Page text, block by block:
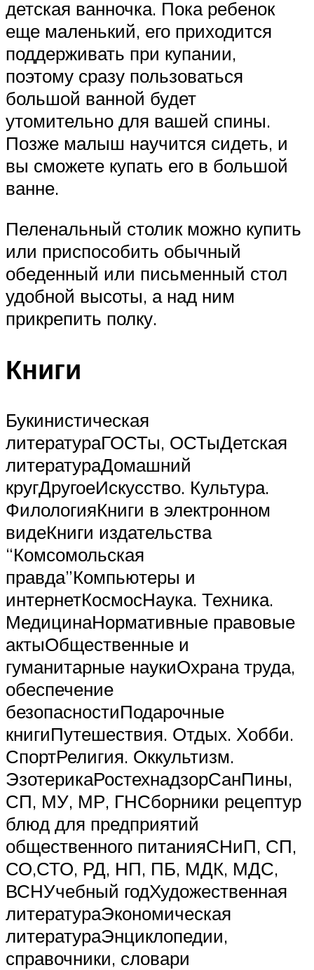
детская ванночка. Пока ребенок
еще маленький, его приходится
поддерживать при купании,
поэтому сразу пользоваться
большой ванной будет
утомительно для вашей спины.
Позже малыш научится сидеть, и
вы сможете купать его в большой
ванне.
Пеленальный столик можно купить
или приспособить обычный
обеденный или письменный стол
удобной высоты, а над ним
прикрепить полку.
Книги
Букинистическая
литератураГОСТы, ОСТыДетская
литератураДомашний
кругДругоеИскусство. Культура.
ФилологияКниги в электронном
видеКниги издательства
“Комсомольская
правда”Компьютеры и
интернетКосмосНаука. Техника.
МедицинаНормативные правовые
актыОбщественные и
гуманитарные наукиОхрана труда,
обеспечение
безопасностиПодарочные
книгиПутешествия. Отдых. Хобби.
СпортРелигия. Оккультизм.
ЭзотерикаРостехнадзорСанПины,
СП, МУ, МР, ГНСборники рецептур
блюд для предприятий
общественного питанияСНиП, СП,
СО,СТО, РД, НП, ПБ, МДК, МДС,
ВСНУчебный годХудожественная
литератураЭкономическая
литератураЭнциклопедии,
справочники, словари